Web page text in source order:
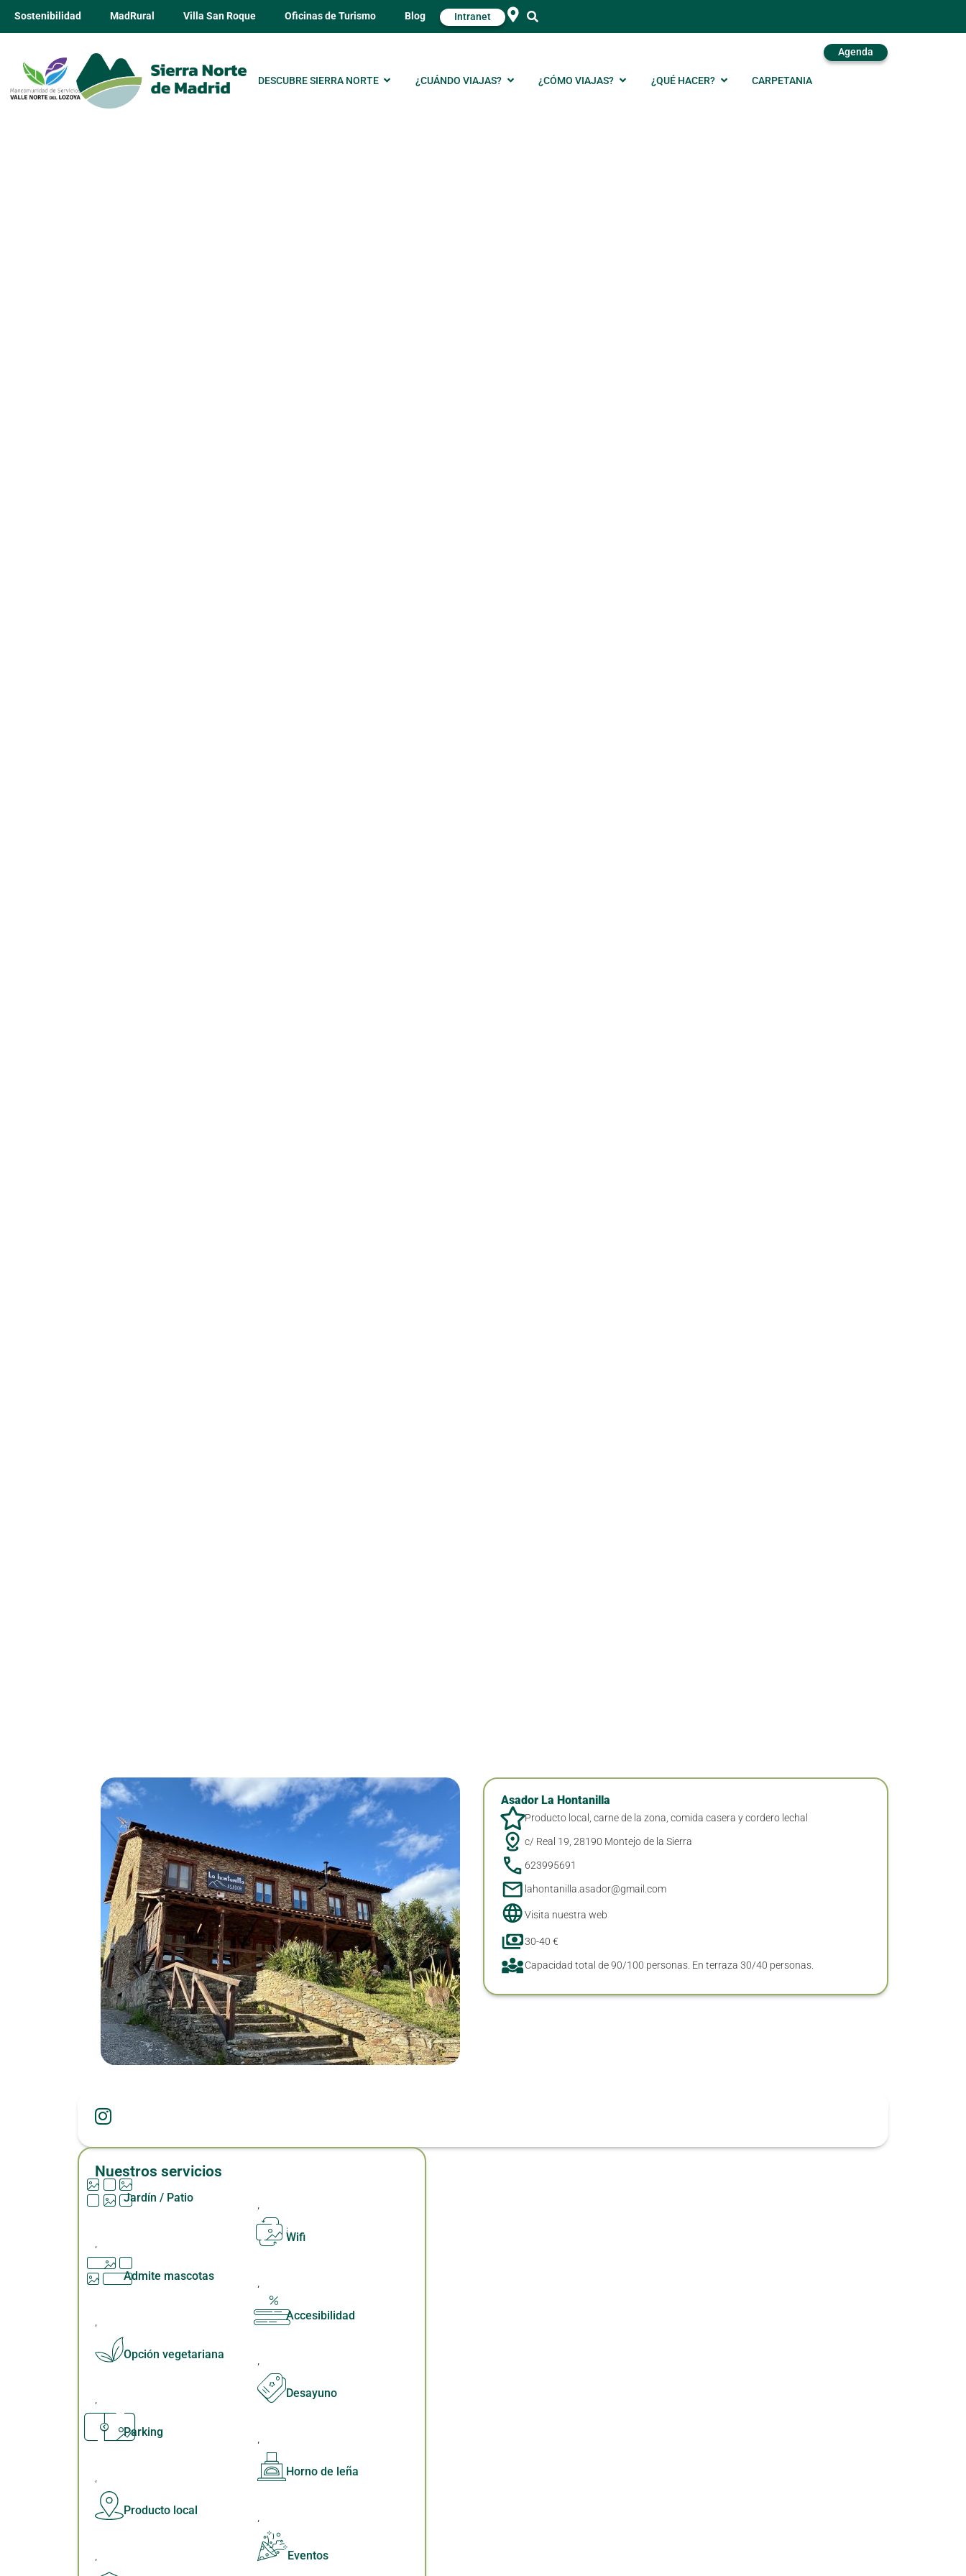
Sostenibilidad MadRural Villa San Roque Oficinas de Turismo Blog Intranet
DESCUBRE SIERRA NORTE ¿CUÁNDO VIAJAS? ¿CÓMO VIAJAS? ¿QUÉ HACER? CARPETANIA
Agenda
Asador La Hontanilla
Producto local, carne de la zona, comida casera y cordero lechal
c/ Real 19, 28190 Montejo de la Sierra
623995691
lahontanilla.asador@gmail.com
Visita nuestra web
30-40 €
Capacidad total de 90/100 personas. En terraza 30/40 personas.
Nuestros servicios
Jardín / Patio
,
Admite mascotas
,
Opción vegetariana
,
Parking
,
Producto local
,
,
Wifi
,
Accesibilidad
,
Desayuno
,
Horno de leña
,
Eventos